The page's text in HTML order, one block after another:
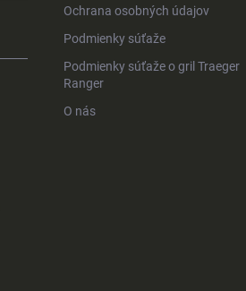
Ochrana osobných údajov
Podmienky súťaže
Podmienky súťaže o gril Traeger
Ranger
O nás